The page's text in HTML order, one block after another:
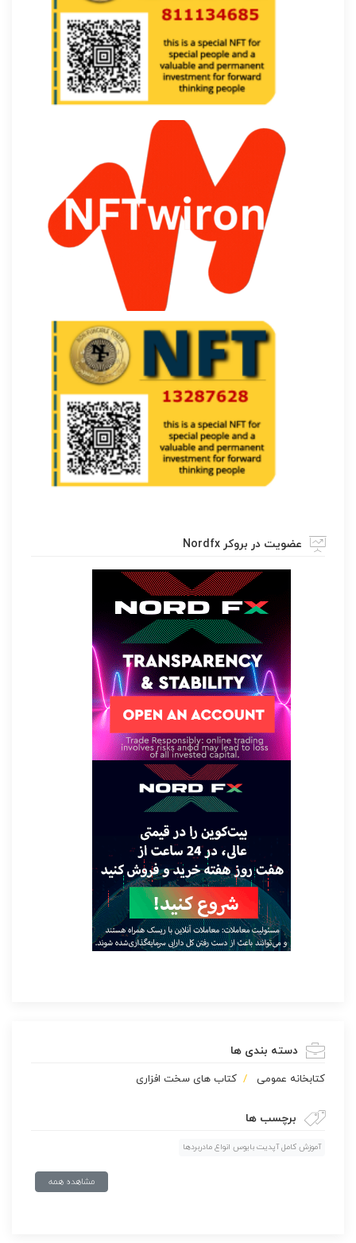
عضویت در بروکر Nordfx
دسته بندی ها
كتابخانه عمومی کتاب های سخت افزاری
برچسب ها
آموزش کامل آپدیت بایوس انواع مادربردها
مشاهده همه